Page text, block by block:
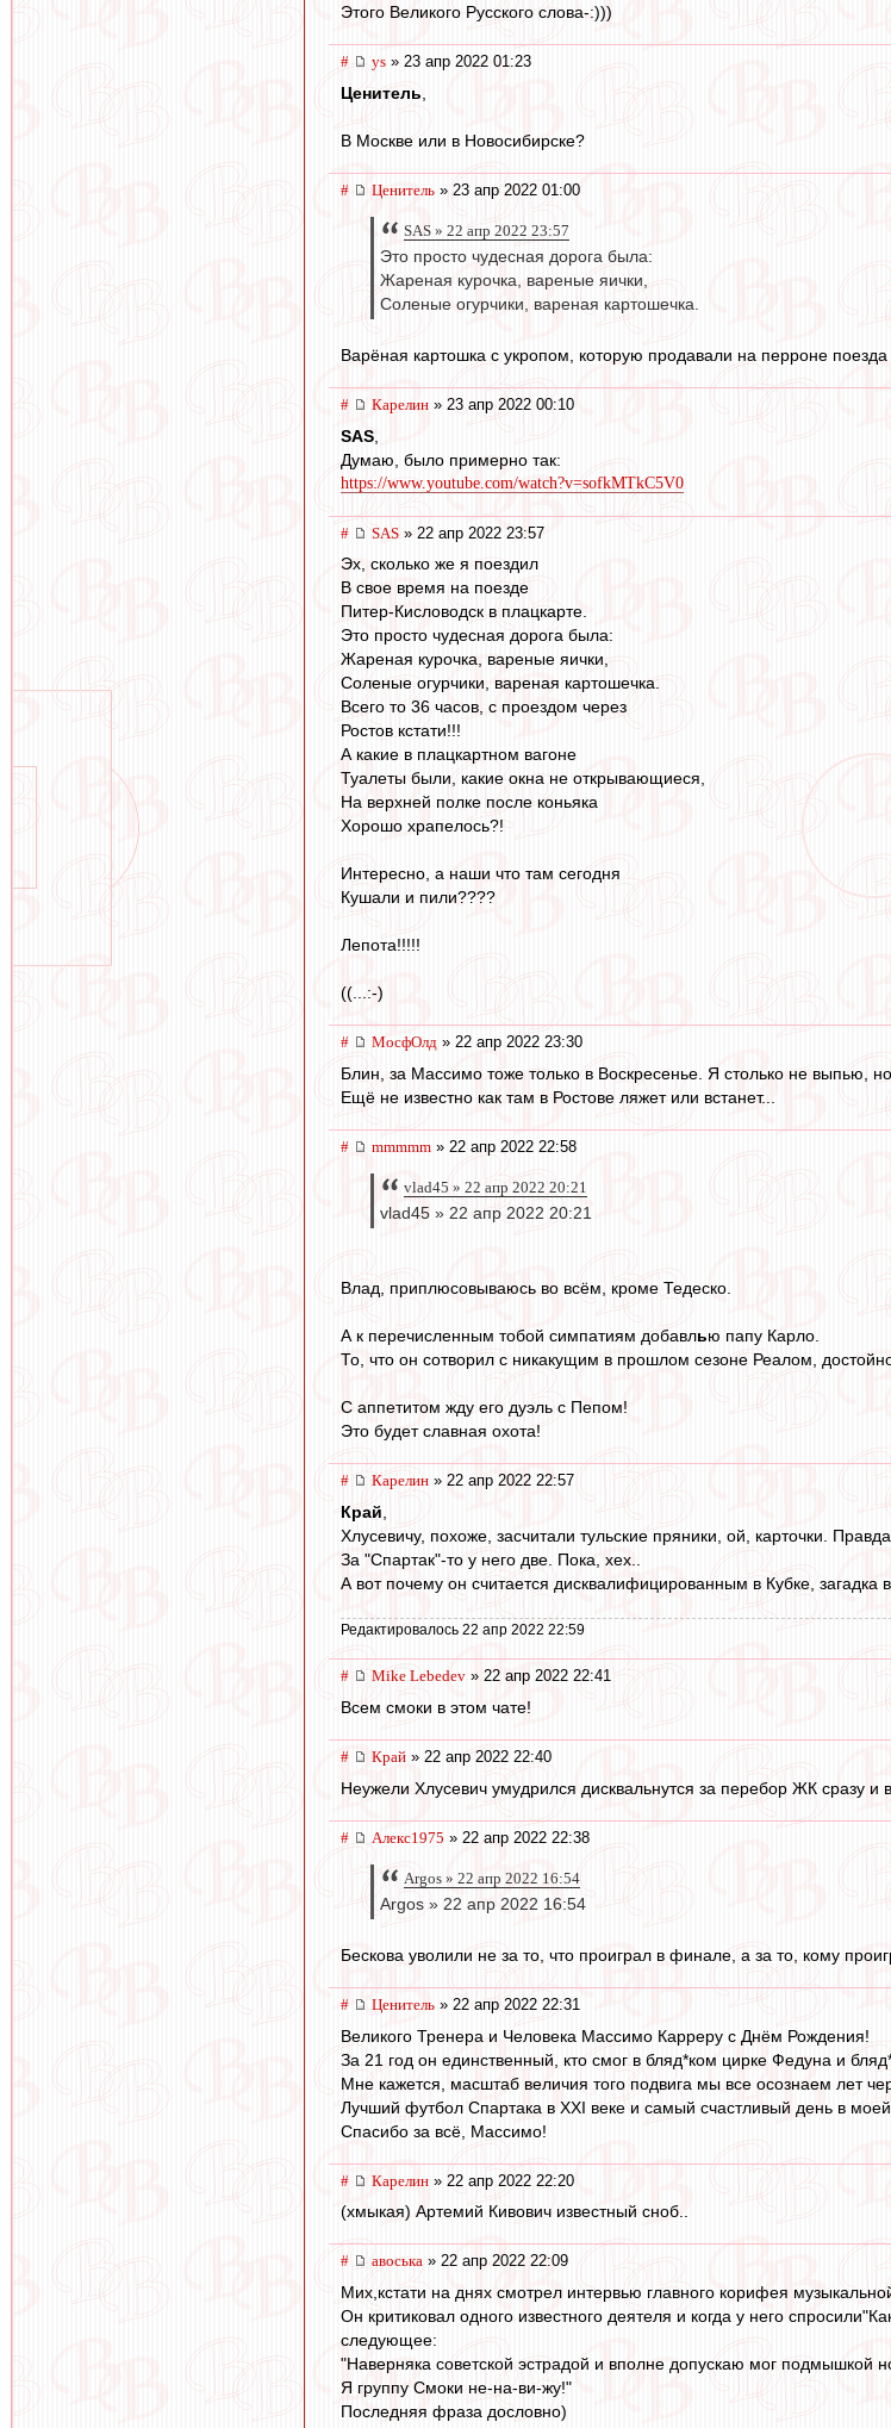
Этого Великого Русского слова-:)))
# ys » 23 апр 2022 01:23
Ценитель
В Москве или в Новосибирске?
# Ценитель » 23 апр 2022 01:00
SAS » 22 апр 2022 23:57
Это просто чудесная дорога была:
Жареная курочка, вареные яички,
Соленые огурчики, вареная картошечка.
Варёная картошка с укропом, которую продавали на перроне
# Карелин » 23 апр 2022 00:10
SAS
Думаю, было примерно так:
https://www.youtube.com/watch?v=sofkMTkC5V0
# SAS » 22 апр 2022 23:57
Эх, сколько же я поездил
В свое время на поезде
Питер-Кисловодск в плацкарте.
Это просто чудесная дорога была:
Жареная курочка, вареные яички,
Соленые огурчики, вареная картошечка.
Всего то 36 часов, с проездом через
Ростов кстати!!!
А какие в плацкартном вагоне
Туалеты были, какие окна не открывающиеся,
На верхней полке после коньяка
Хорошо храпелось?!
Интересно, а наши что там сегодня
Кушали и пили????
Лепота!!!!!
((...:-)
# МосфОлд » 22 апр 2022 23:30
Блин, за Массимо тоже только в Воскресенье. Я столько не выпью,
Ещё не известно как там в Ростове ляжет или встанет...
# mmmmm » 22 апр 2022 22:58
vlad45 » 22 апр 2022 20:21
vlad45 » 22 апр 2022 20:21
Влад, приплюсовываюсь во всём, кроме Тедеско.
А к перечисленным тобой симпатиям добавлью папу Карло.
То, что он сотворил с никакущим в прошлом сезоне Реалом, достойно
С аппетитом жду его дуэль с Пепом!
Это будет славная охота!
# Карелин » 22 апр 2022 22:57
Край
Хлусевичу, похоже, засчитали тульские пряники, ой, карточки.
За "Спартак"-то у него две. Пока, хех..
А вот почему он считается дисквалифицированным в Кубке,
Редактировалось 22 апр 2022 22:59
# Mike Lebedev » 22 апр 2022 22:41
Всем смоки в этом чате!
# Край » 22 апр 2022 22:40
Неужели Хлусевич умудрился дисквальнутся за перебор ЖК сразу и
# Алекс1975 » 22 апр 2022 22:38
Argos » 22 апр 2022 16:54
Argos » 22 апр 2022 16:54
Бескова уволили не за то, что проиграл в финале, а за то, кому
# Ценитель » 22 апр 2022 22:31
Великого Тренера и Человека Массимо Карреру с Днём Рождения!
За 21 год он единственный, кто смог в бляд*ком цирке Федуна и
Мне кажется, масштаб величия того подвига мы все осознаем лет
Лучший футбол Спартака в XXI веке и самый счастливый день в
Спасибо за всё, Массимо!
# Карелин » 22 апр 2022 22:20
(хмыкая) Артемий Кивович известный сноб..
# авоська » 22 апр 2022 22:09
Мих,кстати на днях смотрел интервью главного корифея
Он критиковал одного известного деятеля и когда у него
следующее:
"Наверняка советской эстрадой и вполне допускаю мог подмышкой
Я группу Смоки не-на-ви-жу!"
Последняя фраза дословно)